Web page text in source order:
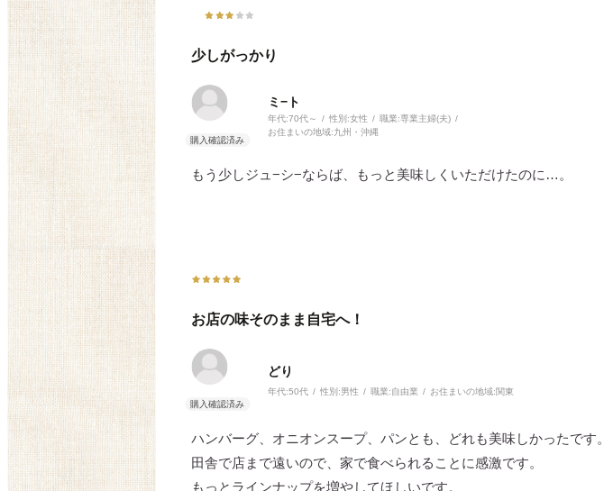
少しがっかり
ミ−ト
年代:70代～ 性別:女性 職業:専業主婦(夫)
お住まいの地域:九州・沖縄
もう少しジュ−シ−ならば、もっと美味しくいただけたのに…。
お店の味そのまま自宅へ！
どり
年代:50代 性別:男性 職業:自由業 お住まいの地域:関東
ハンバーグ、オニオンスープ、パンとも、どれも美味しかったです。
田舎で店まで遠いので、家で食べられることに感激です。
もっとラインナップを増やしてほしいです。